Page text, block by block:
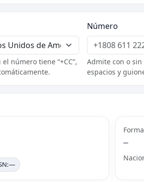
número tiene “+CC”,
Número
Admite con o sin
espacios y
—
—